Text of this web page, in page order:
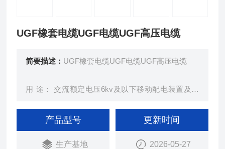
UGF橡套电缆UGF电缆UGF高压电缆
简要描述： UGF橡套电缆UGF电缆UGF高压电缆
用 途： 交流额定电压6kv及以下移动配电装置及矿
产品型号
生产基地
更新时间
2026-05-27